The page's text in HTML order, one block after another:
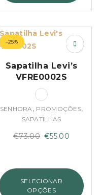
–25%
Sapatilha Levi’s
VFRE0002S
SENHORA, PROMOÇÕES,
SAPATILHAS
€73.00 O
€73.00.
€55.00
é:
€55.00.
SELECIONAR
OPÇÕES